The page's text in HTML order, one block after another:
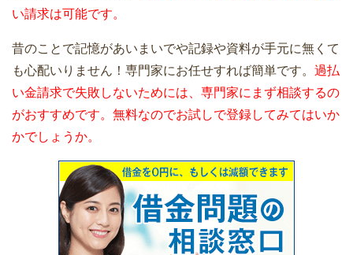
い請求は可能です。
昔のことで記憶があいまいでや記録や資料が手元に無くて
も心配いりません！専門家にお任せすれば簡単です。 過払
い金請求で失敗しないためには、専門家にまず相談するの
がおすすめです。無料なのでお試しで登録してみてはいか
かでしょうか。